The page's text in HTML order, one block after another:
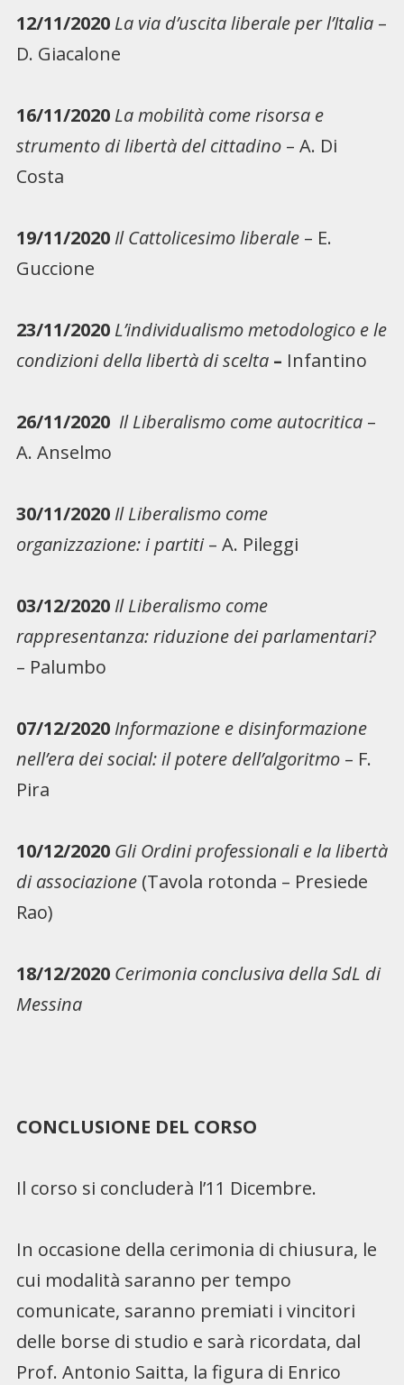
12/11/2020 La via d’uscita liberale per l’Italia–
D. Giacalone
16/11/2020 La mobilità come risorsa e
strumento di libertà del cittadino– A. Di
Costa
19/11/2020 Il Cattolicesimo liberale– E.
Guccione
23/11/2020 L’individualismo metodologico e le
condizioni della libertà di scelta – Infantino
26/11/2020 Il Liberalismo come autocritica–
A. Anselmo
30/11/2020 Il Liberalismo come
organizzazione: i partiti– A. Pileggi
03/12/2020 Il Liberalismo come
rappresentanza: riduzione dei parlamentari?
– Palumbo
07/12/2020 Informazione e disinformazione
nell’era dei social: il potere dell’algoritmo– F.
Pira
10/12/2020 Gli Ordini professionali e la libertà
di associazione(Tavola rotonda – Presiede
Rao)
18/12/2020 Cerimonia conclusiva della SdL di
Messina
CONCLUSIONE DEL CORSO
Il corso si concluderà l’11 Dicembre.
In occasione della cerimonia di chiusura, le
cui modalità saranno per tempo
comunicate, saranno premiati i vincitori
delle borse di studio e sarà ricordata, dal
Prof. Antonio Saitta, la figura di Enrico